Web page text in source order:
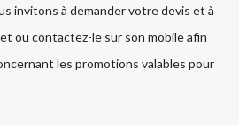
invitons à demander votre devis et à
ou contactez-le sur son mobile afin
les promotions valables pour